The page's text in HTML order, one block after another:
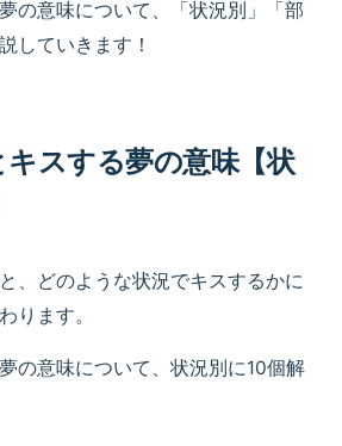
の意味について、「状況別」「部
していきます！
スする夢の意味【状
、どのような状況でキスするかに
ります。
の意味について、状況別に10個解